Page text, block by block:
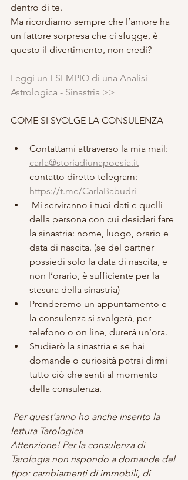
dentro di te.
Ma ricordiamo sempre che l’amore ha
un fattore sorpresa che ci sfugge, è
questo il divertimento, non credi?
Leggi un ESEMPIO di una Analisi
Astrologica - Sinastria >>
COME SI SVOLGE LA CONSULENZA
Contattami attraverso la mia mail:
carla@storiadiunapoesia.it
contatto diretto telegram:
https://t.me/CarlaBabudri
della persona con cui desideri fare
la sinastria: nome, luogo, orario e
data di nascita. (se del partner
possiedi solo la data di nascita, e
non l’orario, è sufficiente per la
stesura della sinastria)
Prenderemo un appuntamento e
la consulenza si svolgerà, per
telefono o on line, durerà un’ora.
Studierò la sinastria e se hai
domande o curiosità potrai dirmi
tutto ciò che senti al momento
della consulenza.
Per quest’anno ho anche inserito la
lettura Tarologica
Attenzione! Per la consulenza di
Tarologia non rispondo a domande del
tipo: cambiamenti di immobili, di